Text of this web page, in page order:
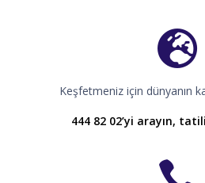
Keşfetmeniz için dünyanın
444 82 02’yi arayın,